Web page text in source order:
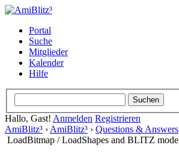
Portal
Suche
Mitglieder
Kalender
Hilfe
Hallo, Gast! Anmelden Registrieren
AmiBlitz³ › AmiBlitz³ › Questions & Answers
LoadBitmap / LoadShapes and BLITZ mode